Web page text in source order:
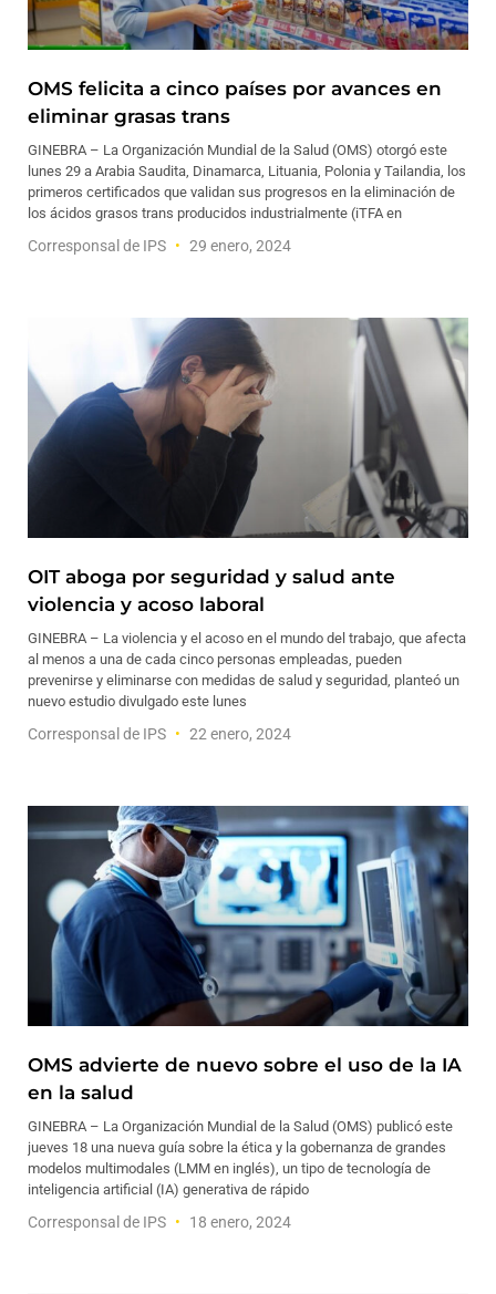
OMS felicita a cinco países por avances en
eliminar grasas trans
GINEBRA – La Organización Mundial de la Salud (OMS) otorgó este
lunes 29 a Arabia Saudita, Dinamarca, Lituania, Polonia y Tailandia, los
primeros certificados que validan sus progresos en la eliminación de
los ácidos grasos trans producidos industrialmente (iTFA en
Corresponsal de IPS 29 enero, 2024
OIT aboga por seguridad y salud ante
violencia y acoso laboral
GINEBRA – La violencia y el acoso en el mundo del trabajo, que afecta
al menos a una de cada cinco personas empleadas, pueden
prevenirse y eliminarse con medidas de salud y seguridad, planteó un
nuevo estudio divulgado este lunes
Corresponsal de IPS 22 enero, 2024
OMS advierte de nuevo sobre el uso de la IA
en la salud
GINEBRA – La Organización Mundial de la Salud (OMS) publicó este
jueves 18 una nueva guía sobre la ética y la gobernanza de grandes
modelos multimodales (LMM en inglés), un tipo de tecnología de
inteligencia artificial (IA) generativa de rápido
Corresponsal de IPS 18 enero, 2024